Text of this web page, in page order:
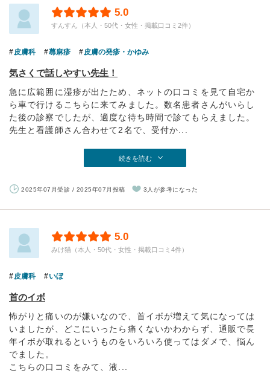
5.0
すんすん（本人・50代・女性・掲載口コミ2件）
皮膚科 蕁麻疹 皮膚の発疹・かゆみ
気さくで話しやすい先生！
急に広範囲に湿疹が出たため、ネットの口コミを見て自宅か
ら車で行けるこちらに来てみました。数名患者さんがいらし
た後の診察でしたが、適度な待ち時間で診てもらえました。
先生と看護師さん合わせて2名で、受付か...
続きを読む
2025年07月受診 / 2025年07月投稿 3人が参考になった
5.0
みけ猫（本人・50代・女性・掲載口コミ4件）
皮膚科 いぼ
首のイボ
怖がりと痛いのが嫌いなので、首イボが増えて気になっては
いましたが、どこにいったら痛くないかわからず、通販で長
年イボが取れるというものをいろいろ使ってはダメで、悩ん
でました。
こちらの口コミをみて、液...